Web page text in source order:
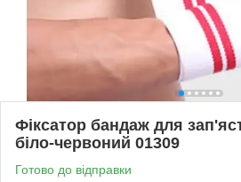
Фіксатор бандаж для
біло-червоний 01309
Готово до відправки